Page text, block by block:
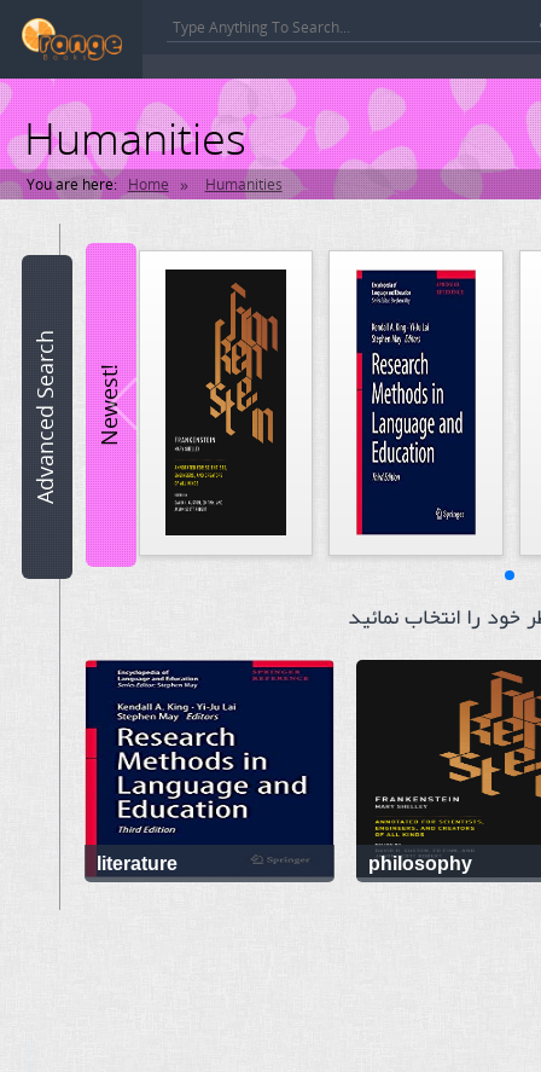
Advanced Search
Humanities
You are here: Home » Humanities
name:
Author:
Category:
Select a Category
Edition:
Code:
Select Publication
Newest!
را انتخاب نمائید
literature philosophy